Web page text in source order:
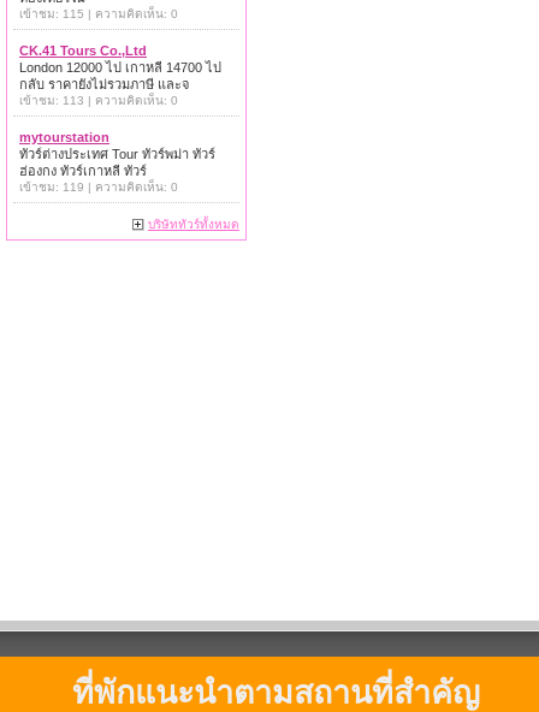
เข้าชม: 115 | ความคิดเห็น: 0
CK.41 Tours Co.,Ltd
London 12000 ไป เกาหลี 14700 ไป
กลับ ราคายังไม่รวมภาษี และจ
เข้าชม: 113 | ความคิดเห็น: 0
mytourstation
ทัวร์ต่างประเทศ Tour ทัวร์พม่า ทัวร์
ฮ่องกง ทัวร์เกาหลี ทัวร์
เข้าชม: 119 | ความคิดเห็น: 0
บริษัททัวร์ทั้งหมด
ที่พักแนะนำตามสถานที่สำคัญ